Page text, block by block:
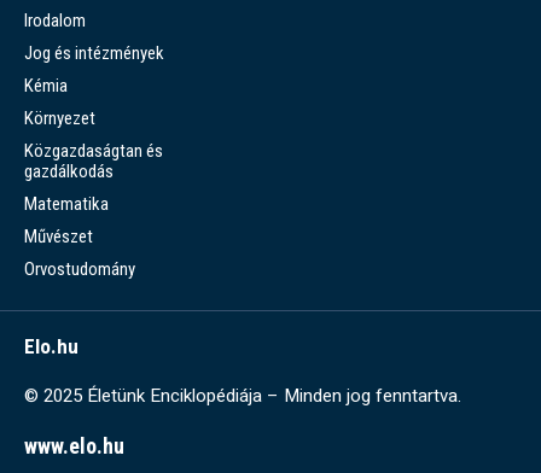
Irodalom
Jog és intézmények
Kémia
Környezet
Közgazdaságtan és
gazdálkodás
Matematika
Művészet
Orvostudomány
Elo.hu
© 2025 Életünk Enciklopédiája – Minden jog fenntartva.
www.elo.hu